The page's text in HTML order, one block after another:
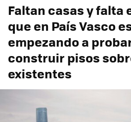
Faltan casas y falta
que en País Vasco
empezando a
construir pisos
existentes